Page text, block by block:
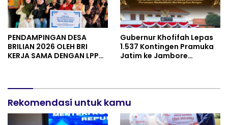
PENDAMPINGAN DESA
BRILIAN 2026 OLEH BRI
KERJA SAMA DENGAN LPPM
Gubernur Khofifah Lepas
1.537 Kontingen Pramuka
Jatim ke Jambore
Semangat Nasionalisme
Rekomendasi untuk kamu